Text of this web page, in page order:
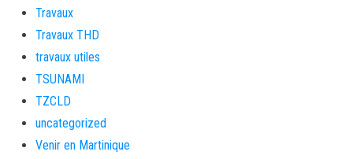
Travaux
Travaux THD
travaux utiles
TSUNAMI
TZCLD
uncategorized
Venir en Martinique